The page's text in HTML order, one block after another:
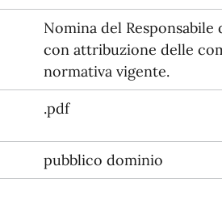
Nomina del
con attribuzione delle
normativa vigente.
.pdf
pubblico dominio